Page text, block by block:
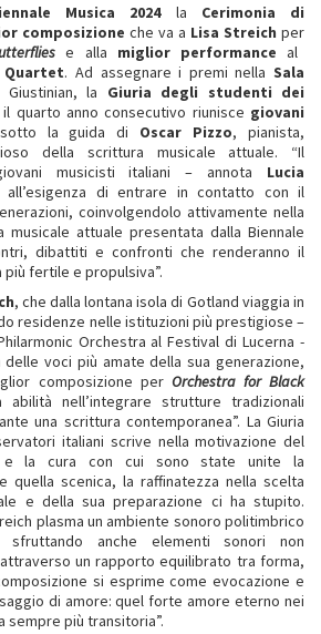
Musica 2024la Cerimonia di
composizione che va a Lisa Streich per
e alla miglior performance al
. Ad assegnare i premi nella Sala
Giustinian, la Giuria degli studenti dei
quarto anno consecutivo riunisce giovani
la guida di Oscar Pizzo, pianista,
della scrittura musicale attuale. “Il
musicisti italiani – annota Lucia
all’esigenza di entrare in contatto con il
coinvolgendolo attivamente nella
musicale attuale presentata dalla Biennale
dibattiti e confronti che renderanno il
fertile e propulsiva”.
, che dalla lontana isola di Gotland viaggia in
residenze nelle istituzioni più prestigiose –
Orchestra al Festival di Lucerna -
delle voci più amate della sua generazione,
composizione per Orchestra for Black
abilità nell’integrare strutture tradizionali
una scrittura contemporanea”. La Giuria
italiani scrive nella motivazione del
e la cura con cui sono state unite la
quella scenica, la raffinatezza nella scelta
e della sua preparazione ci ha stupito.
plasma un ambiente sonoro politimbrico
anche elementi sonori non
un rapporto equilibrato tra forma,
si esprime come evocazione e
di amore: quel forte amore eterno nei
sempre più transitoria”.